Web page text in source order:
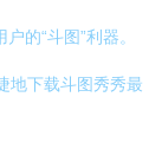
的“斗图”利器。
地下载斗图秀秀最